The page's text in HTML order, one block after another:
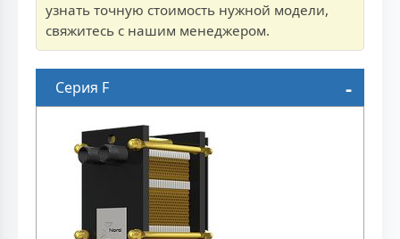
узнать точную стоимость нужной модели,
свяжитесь с нашим менеджером.
Серия F